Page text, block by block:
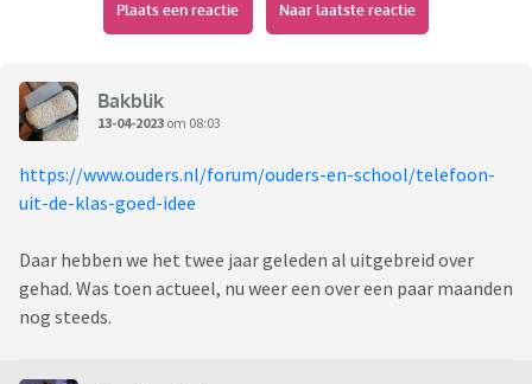
Plaats een reactie Naar laatste reactie
Bakblik
13-04-2023 om 08:03
https://www.ouders.nl/forum/ouders-en-school/telefoon-
uit-de-klas-goed-idee
Daar hebben we het twee jaar geleden al uitgebreid over
gehad. Was toen actueel, nu weer een over een paar maanden
nog steeds.